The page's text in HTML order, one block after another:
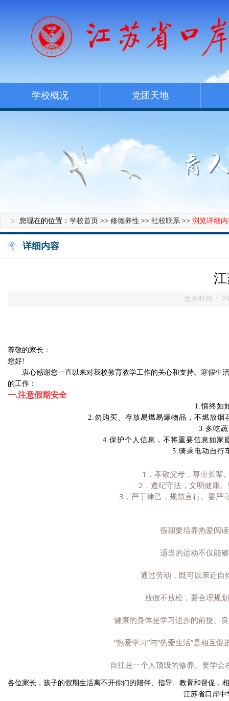
学校概况 党团天地
您现在的位置： 学校首页 >> 修德养性 >> 社校联系 >> 浏览详细
详细内容
发布时间：
尊敬的家长：
您好!
衷心感谢您一直以来对我校教育教学工作的关心和支持。寒假生
的工作：
一.注意假期安全
1.慎终如
2.勿购买、存放易燃易爆物品，不燃放烟
3.多吃
4.保护个人信息，不将重要信息如家
5.骑乘电动自行
1．孝敬父母，尊重长辈
2．遵纪守法，文明健康
3．严于律己，规范言行。要严
假期要培养热爱阅
适当的运动不仅能
通过劳动，既可以亲近自
放假不放松，要合理规
健康的身体是学习进步的前提。
“热爱学习”与“热爱生活”是相互
自律是一个人顶级的修养。要学
各位家长，孩子的假期生活离不开你们的陪伴、指导、教育和督促
江苏省口岸中